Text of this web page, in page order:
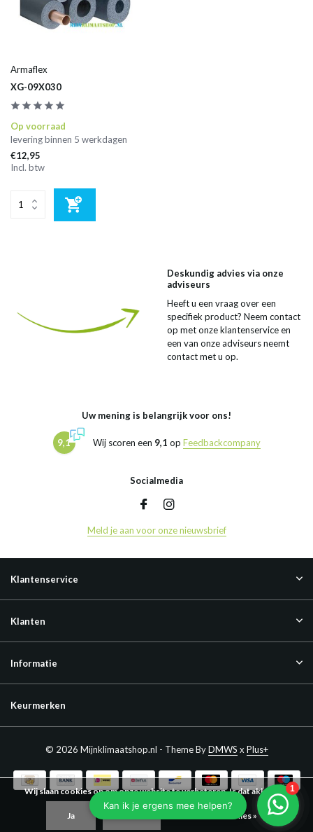
Armaflex
XG-09X030
Op voorraad
levering binnen 5 werkdagen
€12,95
Incl. btw
Deskundig advies via onze
adviseurs
Heeft u een vraag over een
specifiek product? Neem contact
op met onze klantenservice en
een van onze adviseurs neemt
contact met u op.
Uw mening is belangrijk voor ons!
9,1 Wij scoren een 9,1 op Feedbackcompany
Socialmedia
Meld je aan voor onze nieuwsbrief
Klantenservice
Klanten
Informatie
Keurmerken
© 2026 Mijnklimaatshop.nl - Theme ByDMWS x Plus+
Wij slaan cookies op om onze website te verbeteren. Is dat akkoord?
Ja Meer over cookies »